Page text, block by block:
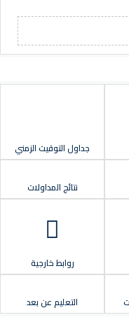
جداول التوقيت الزمني
نتائج المداولات
روابط خارجية
التعليم عن بعد